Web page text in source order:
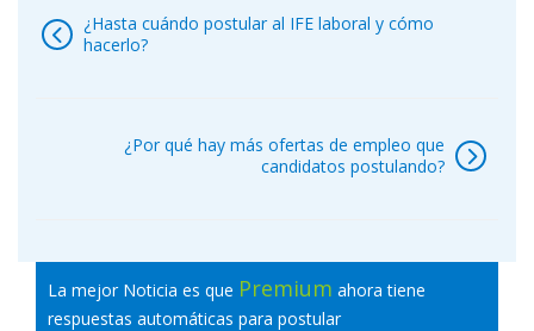
de
entradas
¿Hasta cuándo postular al IFE laboral y cómo
hacerlo?
¿Por qué hay más ofertas de empleo que
candidatos postulando?
La mejor Noticia es que Premium ahora tiene
respuestas automáticas para postular